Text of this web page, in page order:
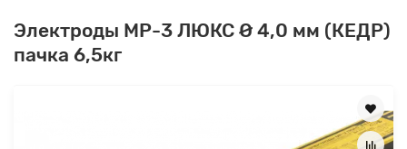
Электроды МР-3 ЛЮКС Ø 4,0 мм (КЕДР)
пачка 6,5кг